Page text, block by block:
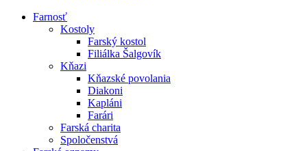
Farnosť
Kostoly
Farský kostol
Filiálka Šalgovík
Kňazi
Kňazské povolania
Diakoni
Kapláni
Farári
Farská charita
Spoločenstvá